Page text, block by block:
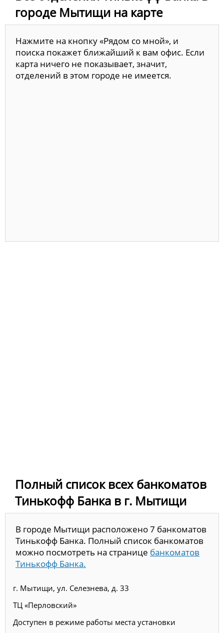
городе Мытищи на карте
Нажмите на кнопку «Рядом со мной», и
поиска покажет ближайший к вам офис. Если
карта ничего не показывает, значит,
отделений в этом городе не имеется.
Полный список всех банкоматов
Тинькофф Банка в г. Мытищи
В городе Мытищи расположено 7 банкоматов
Тинькофф Банка. Полный список банкоматов
можно посмотреть на странице банкоматов
Тинькофф Банка.
г. Мытищи, ул. Селезнева, д. 33
ТЦ «Перловский»
Доступен в режиме работы места установки